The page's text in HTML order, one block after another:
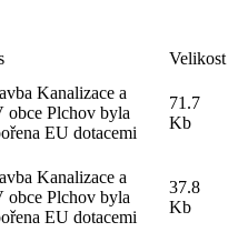
Velikost
Kanalizace a
obce Plchov byla
EU dotacemi
71.7
Kb
Kanalizace a
obce Plchov byla
EU dotacemi
37.8
Kb